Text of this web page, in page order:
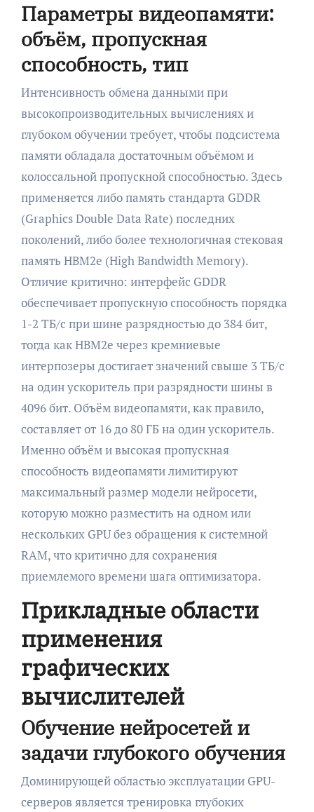
Параметры видеопамяти:
объём, пропускная
способность, тип
Интенсивность обмена данными при
высокопроизводительных вычислениях и
глубоком обучении требует, чтобы подсистема
памяти обладала достаточным объёмом и
колоссальной пропускной способностью. Здесь
применяется либо память стандарта GDDR
(Graphics Double Data Rate) последних
поколений, либо более технологичная стековая
память HBM2e (High Bandwidth Memory).
Отличие критично: интерфейс GDDR
обеспечивает пропускную способность порядка
1-2 ТБ/с при шине разрядностью до 384 бит,
тогда как HBM2e через кремниевые
интерпозеры достигает значений свыше 3 ТБ/с
на один ускоритель при разрядности шины в
4096 бит. Объём видеопамяти, как правило,
составляет от 16 до 80 ГБ на один ускоритель.
Именно объём и высокая пропускная
способность видеопамяти лимитируют
максимальный размер модели нейросети,
которую можно разместить на одном или
нескольких GPU без обращения к системной
RAM, что критично для сохранения
приемлемого времени шага оптимизатора.
Прикладные области
применения
графических
вычислителей
Обучение нейросетей и
задачи глубокого обучения
Доминирующей областью эксплуатации GPU-
серверов является тренировка глубоких